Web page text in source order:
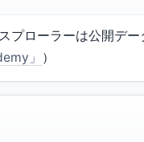
プローラーは公開デ
」 ）